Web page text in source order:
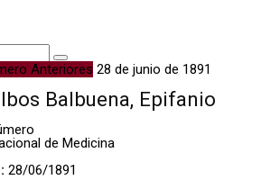
Anteriores 28 de junio de 1891
Balbuena, Epifanio
de Medicina
28/06/1891